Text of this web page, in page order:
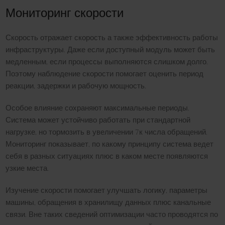
Мониторинг скорости
Скорость отражает скорость а также эффективность работы
инфраструктуры. Даже если доступный модуль может быть
медленным, если процессы выполняются слишком долго.
Поэтому наблюдение скорости помогает оценить период
реакции, задержки и рабочую мощность.
Особое влияние сохраняют максимальные периоды.
Система может устойчиво работать при стандартной
нагрузке, но тормозить в увеличении 7к числа обращений.
Мониторинг показывает, по какому принципу система ведет
себя в разных ситуациях плюс в каком месте появляются
узкие места.
Изучение скорости помогает улучшать логику, параметры
машины, обращения в хранилищу данных плюс канальные
связи. Вне таких сведений оптимизации часто проводятся по